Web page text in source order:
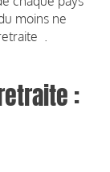
moins ne
.
: